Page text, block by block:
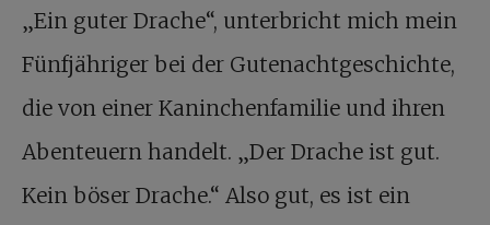
„Ein guter Drache“, unterbricht mich mein
Fünfjähriger bei der Gutenachtgeschichte,
die von einer Kaninchenfamilie und ihren
Abenteuern handelt. „Der Drache ist gut.
Kein böser Drache.“ Also gut, es ist ein